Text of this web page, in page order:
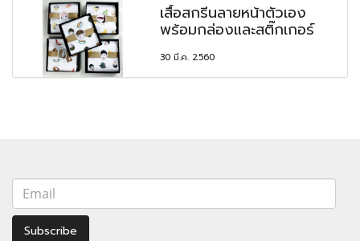
เสื้อสกรีนลายหน้าตัวเอง
พร้อมกล่องและสติ๊กเกอร์
30 มี.ค. 2560
Subscribe